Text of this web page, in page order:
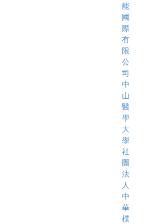
能
國
際
有
限
公
司
中
山
醫
學
大
學
社
團
法
人
中
華
樸